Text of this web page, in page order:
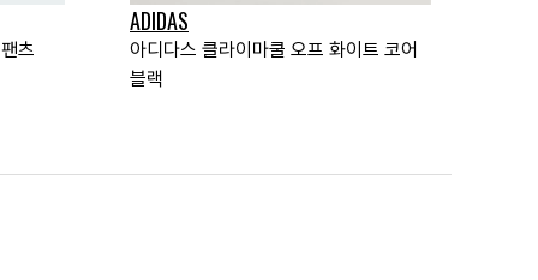
츠
ADIDAS
아디다스 클라이마쿨 오프 화이트 코어
블랙